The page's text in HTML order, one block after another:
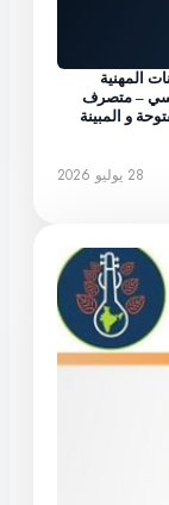
المهنية
– متصرف
و المبينة
28 يوليو 2026